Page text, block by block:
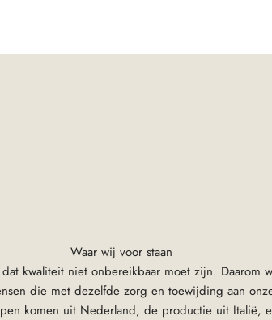
Waar wij voor staan
kwaliteit niet onbereikbaar moet zijn. Daarom
die met dezelfde zorg en toewijding aan
komen uit Nederland, de productie uit Italië,